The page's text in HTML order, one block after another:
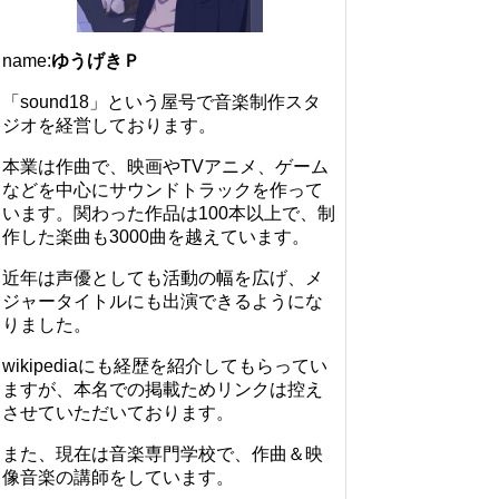
name:ゆうげきＰ
「sound18」という屋号で音楽制作スタ
ジオを経営しております。
本業は作曲で、映画やTVアニメ、ゲーム
などを中心にサウンドトラックを作って
います。関わった作品は100本以上で、制
作した楽曲も3000曲を越えています。
近年は声優としても活動の幅を広げ、メ
ジャータイトルにも出演できるようにな
りました。
wikipediaにも経歴を紹介してもらってい
ますが、本名での掲載ためリンクは控え
させていただいております。
また、現在は音楽専門学校で、作曲＆映
像音楽の講師をしています。